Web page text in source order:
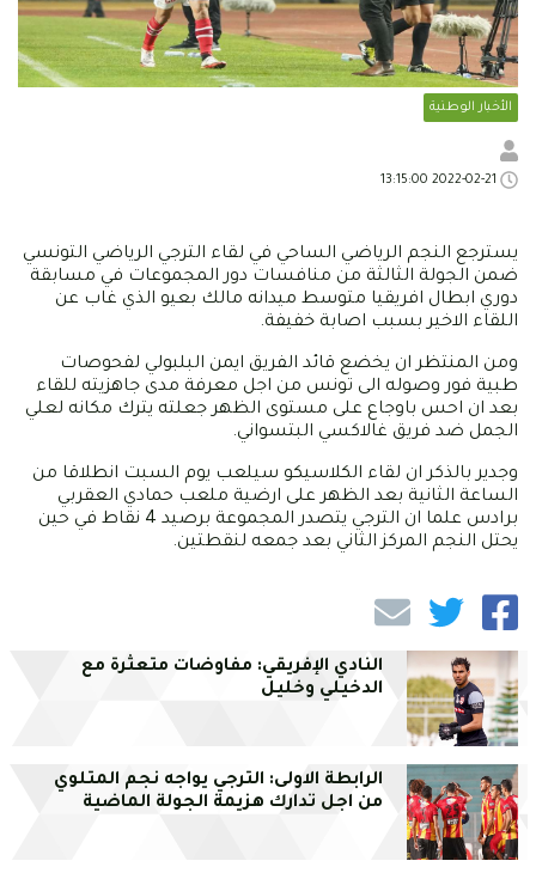
الأخبار الوطنية
يسترجع النجم الرياضي الساحي في لقاء الترجي الرياضي التونسي
ضمن الجولة الثالثة من منافسات دور المجموعات في مسابقة
دوري ابطال افريقيا متوسط ميدانه مالك بعيو الذي غاب عن
اللقاء الاخير بسبب اصابة خفيفة.
ومن المنتظر ان يخضع قائد الفريق ايمن البلبولي لفحوصات
طبية فور وصوله الى تونس من اجل معرفة مدى جاهزيته للقاء
بعد ان احس باوجاع على مستوى الظهر جعلته يترك مكانه لعلي
الجمل ضد فريق غالاكسي البتسواني.
وجدير بالذكر ان لقاء الكلاسيكو سيلعب يوم السبت انطلاقا من
الساعة الثانية بعد الظهر على ارضية ملعب حمادي العقربي
برادس علما ان الترجي يتصدر المجموعة برصيد 4 نقاط في حين
يحتل النجم المركز الثاني بعد جمعه لنقطتين.
النادي الإفريقي: مفاوضات متعثرة مع
الدخيلي وخليل
الرابطة الاولى: الترجي يواجه نجم المتلوي
من اجل تدارك هزيمة الجولة الماضية